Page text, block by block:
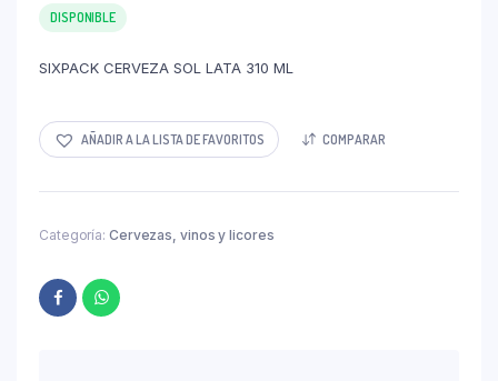
DISPONIBLE
SIXPACK CERVEZA SOL LATA 310 ML
AÑADIR A LA LISTA DE FAVORITOS COMPARAR
Categoría: Cervezas, vinos y licores